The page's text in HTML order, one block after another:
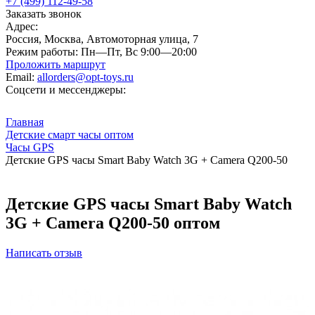
Заказать звонок
Адрес:
Россия, Москва, Автомоторная улица, 7
Режим работы: Пн—Пт, Вс 9:00—20:00
Проложить маршрут
Email: allorders@opt-toys.ru
Соцсети и мессенджеры:
Главная
Детские смарт часы оптом
Часы GPS
Детские GPS часы Smart Baby Watch 3G + Camera Q200-50
Детские GPS часы Smart Baby Watch
3G + Camera Q200-50 оптом
Написать отзыв